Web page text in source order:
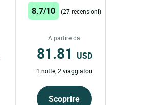
8.7/10 (27 recensioni)
A partire da
81.81 USD
1 notte, 2 viaggiatori
Scoprire